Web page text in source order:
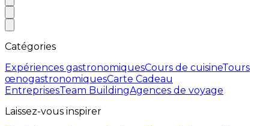
Catégories
Expériences gastronomiquesCours de cuisineTours
œnogastronomiquesCarte Cadeau
EntreprisesTeam BuildingAgences de voyage
Laissez-vous inspirer